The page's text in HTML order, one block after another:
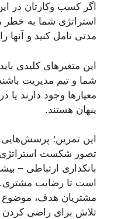
اگر کسب وکارتان در
استراتژی شما به خطر
مدتی تامل کنید و آنها
این متغیرهای کلیدی
شما و تیم مدیریت
معیارها وجود دارند یا
پنهان هستند.
این تمرین؛ پرسش‌هایی
تصور شکست استراتژی
بانکداری ارتباطی –
است تا رضایت مشتری.
مشتریان هدف، موضوع
تلاش برای راضی کردن